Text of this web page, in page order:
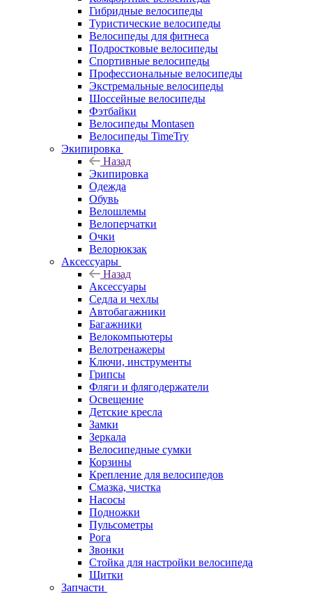
Гибридные велосипеды
Туристические велосипеды
Велосипеды для фитнеса
Подростковые велосипеды
Спортивные велосипеды
Профессиональные велосипеды
Экстремальные велосипеды
Шоссейные велосипеды
Фэтбайки
Велосипеды Montasen
Велосипеды TimeTry
Экипировка
Назад
Экипировка
Одежда
Обувь
Велошлемы
Велоперчатки
Очки
Велорюкзак
Аксессуары
Назад
Аксессуары
Седла и чехлы
Автобагажники
Багажники
Велокомпьютеры
Велотренажеры
Ключи, инструменты
Грипсы
Фляги и флягодержатели
Освещение
Детские кресла
Замки
Зеркала
Велосипедные сумки
Корзины
Крепление для велосипедов
Смазка, чистка
Насосы
Подножки
Пульсометры
Рога
Звонки
Стойка для настройки велосипеда
Щитки
Запчасти